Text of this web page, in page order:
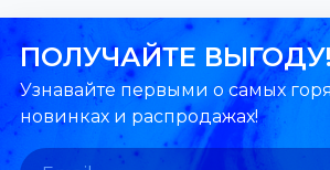
ПОЛУЧАЙТЕ ВЫГОДУ!
Узнавайте первыми о самых
новинках и распродажах!